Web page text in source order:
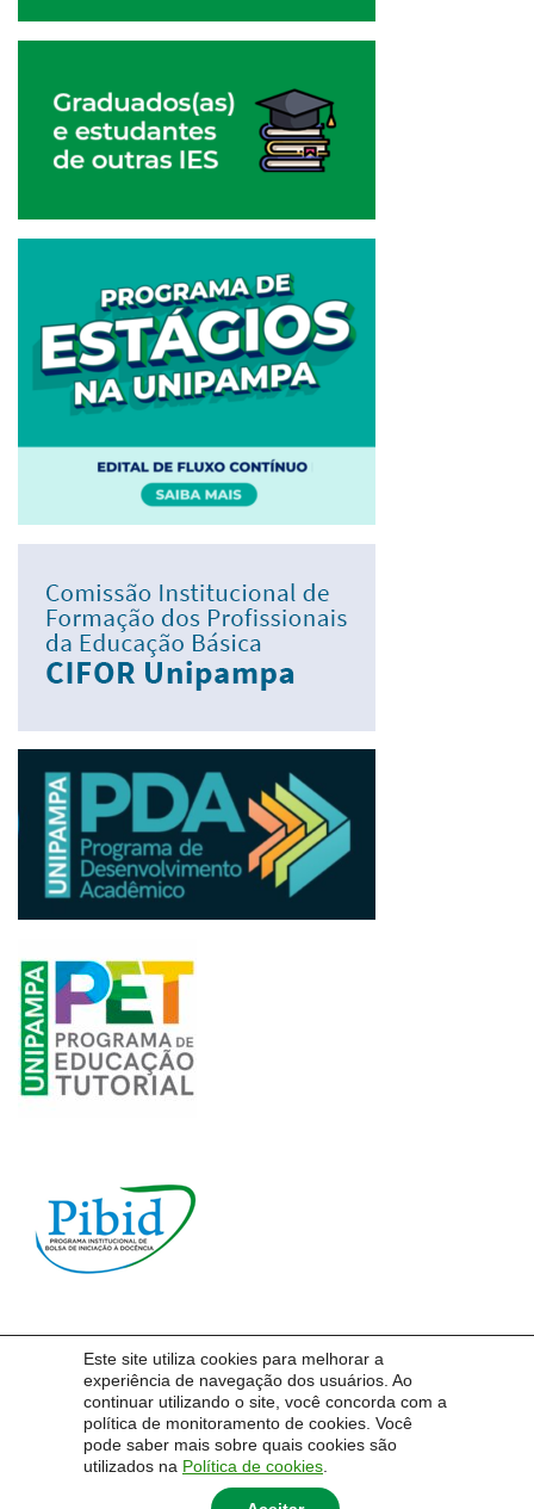
Este site utiliza cookies para melhorar a
experiência de navegação dos usuários. Ao
continuar utilizando o site, você concorda com a
política de monitoramento de cookies. Você
pode saber mais sobre quais cookies são
utilizados na Política de cookies
Pró-Reitoria de Graduação – PROGRAD | Unipampa
Endereço: Rua Professora Melanie Granier, n.º 51 – 4º andar, Bagé – RS – 96400-500
prograd@unipampa.edu.br
Telefone: (53) 3240-5436
Portaria do prédio: (53) 3247-4549